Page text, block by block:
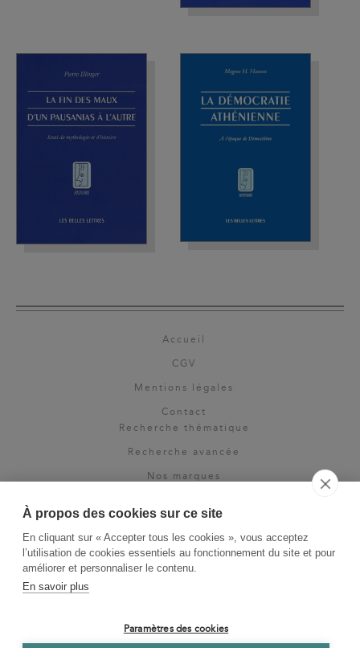
À propos des cookies sur ce site
En cliquant sur « Accepter tous les cookies », vous acceptez
l’utilisation de cookies essentiels au fonctionnement du site et pour
améliorer et personnaliser le contenu.
En savoir plus
Paramètres des cookies
Accueil
CGV
Mentions légales
Contact
Recherche thématique
Recherche avancée
Nos marques
Espace pro
Newsletter
La Vie des Classiques